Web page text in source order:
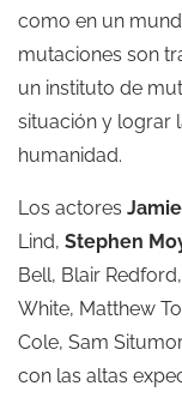
como en un
mutaciones son
un instituto de
situación y lograr
humanidad.
Los actores
Lind, Stephen
Bell, Blair
White, Matthew
Cole, Sam
con las altas